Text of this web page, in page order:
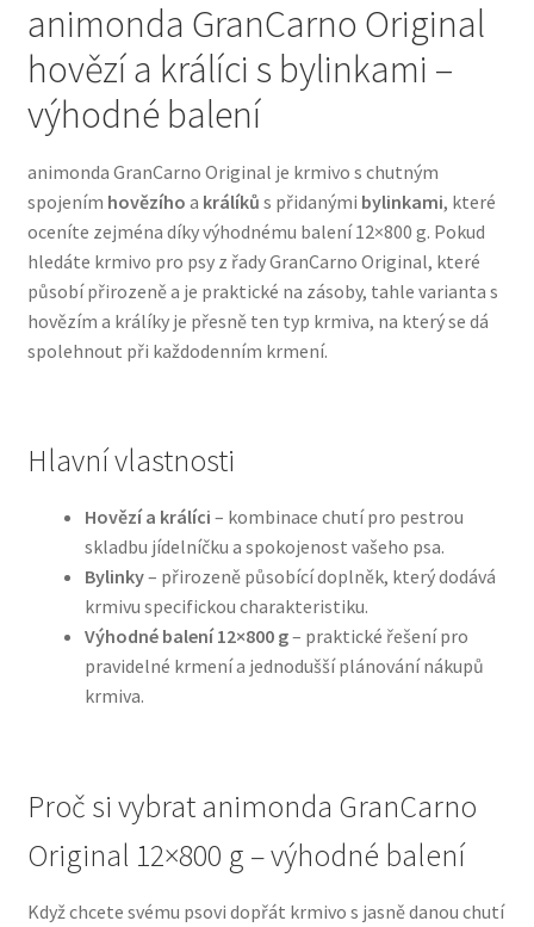
Bozita pro psy — Švédské krmivo s nordickou kvalitou
Brit pro psy
Granule pro psy
Natural Trainer pro psy — Italské krmivo s
přírodními složkami
Happy Dog — Německá kvalita a přirozené složení
Hračky pro psy
Konzervy a kapsičky pro psy
N&D Farmina pro psy — Italské holistic krmivo
Oblečky pro psy
Ortopedické pelíšky
Přepravky pro psy
animonda GranCarno Original
hovězí a králíci s bylinkami –
výhodné balení
animonda GranCarno Original je krmivo s chutným
spojením hovězího a králíků s přidanými bylinkami, které
oceníte zejména díky výhodnému balení 12×800 g. Pokud
hledáte krmivo pro psy z řady GranCarno Original, které
působí přirozeně a je praktické na zásoby, tahle varianta s
hovězím a králíky je přesně ten typ krmiva, na který se dá
spolehnout při každodenním krmení.
Hlavní vlastnosti
Hovězí a králíci – kombinace chutí pro pestrou
skladbu jídelníčku a spokojenost vašeho psa.
Bylinky– přirozeně působící doplněk, který dodává
krmivu specifickou charakteristiku.
Výhodné balení 12×800 g– praktické řešení pro
pravidelné krmení a jednodušší plánování nákupů
krmiva.
Proč si vybrat animonda GranCarno
Original 12×800 g – výhodné balení
Když chcete svému psovi dopřát krmivo s jasně danou chutí